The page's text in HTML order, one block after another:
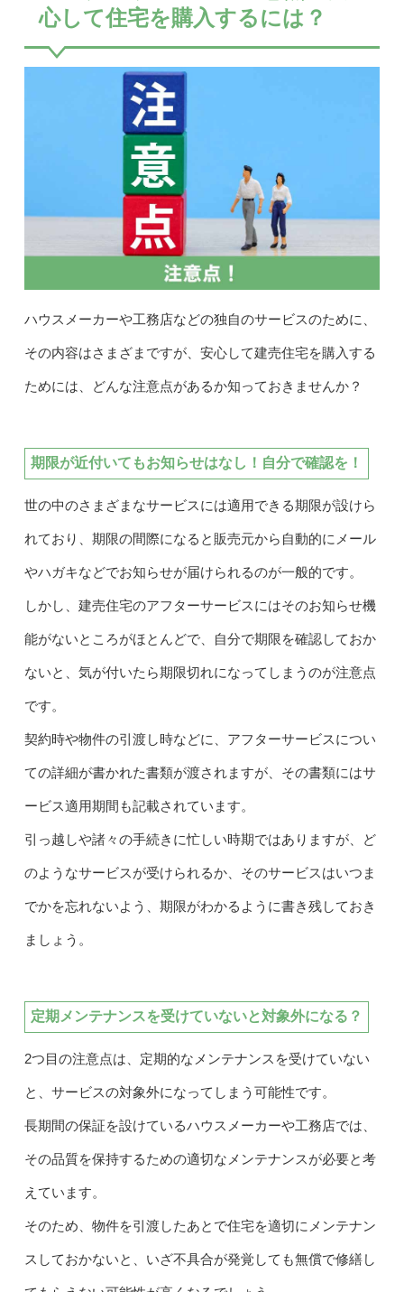
心して住宅を購入するには？
ハウスメーカーや工務店などの独自のサービスのために、
その内容はさまざまですが、安心して建売住宅を購入する
ためには、どんな注意点があるか知っておきませんか？
期限が近付いてもお知らせはなし！自分で確認を！
世の中のさまざまなサービスには適用できる期限が設けら
れており、期限の間際になると販売元から自動的にメール
やハガキなどでお知らせが届けられるのが一般的です。
しかし、建売住宅のアフターサービスにはそのお知らせ機
能がないところがほとんどで、自分で期限を確認しておか
ないと、気が付いたら期限切れになってしまうのが注意点
です。
契約時や物件の引渡し時などに、アフターサービスについ
ての詳細が書かれた書類が渡されますが、その書類にはサ
ービス適用期間も記載されています。
引っ越しや諸々の手続きに忙しい時期ではありますが、ど
のようなサービスが受けられるか、そのサービスはいつま
でかを忘れないよう、期限がわかるように書き残しておき
ましょう。
定期メンテナンスを受けていないと対象外になる？
2つ目の注意点は、定期的なメンテナンスを受けていない
と、サービスの対象外になってしまう可能性です。
長期間の保証を設けているハウスメーカーや工務店では、
その品質を保持するための適切なメンテナンスが必要と考
えています。
そのため、物件を引渡したあとで住宅を適切にメンテナン
スしておかないと、いざ不具合が発覚しても無償で修繕し